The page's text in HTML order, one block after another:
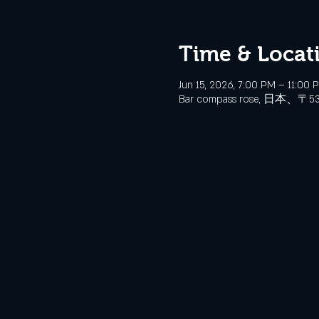
Time &
Jun 15, 2026, 7:00 PM – 11:00
Bar compass rose, 日本、〒